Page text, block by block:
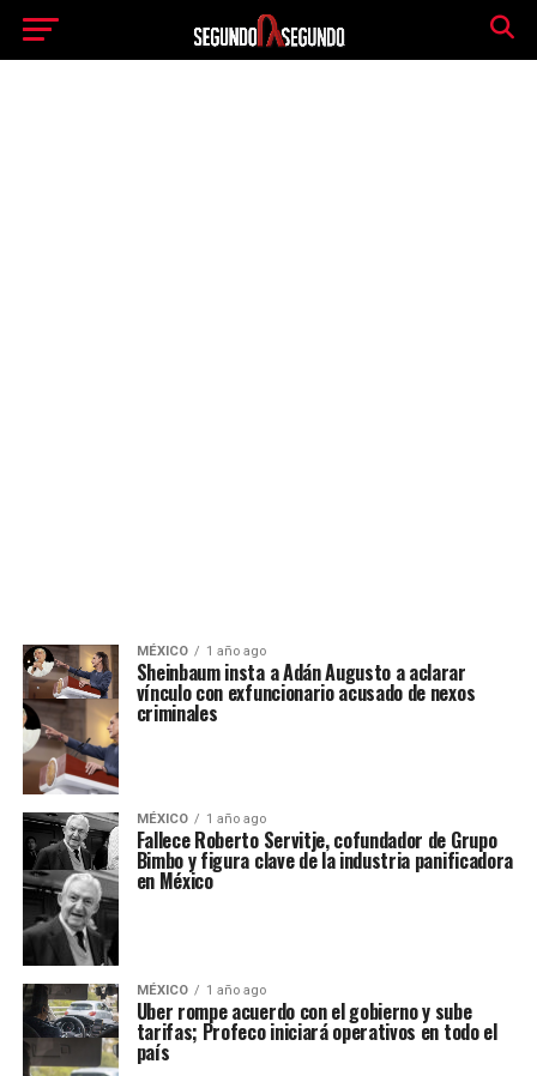
MÉXICO 1 año ago
Sheinbaum insta a Adán Augusto a aclarar
vínculo con exfuncionario acusado de nexos
criminales
MÉXICO 1 año ago
Fallece Roberto Servitje, cofundador de Grupo
Bimbo y figura clave de la industria panificadora
en México
MÉXICO 1 año ago
Uber rompe acuerdo con el gobierno y sube
tarifas; Profeco iniciará operativos en todo el
país